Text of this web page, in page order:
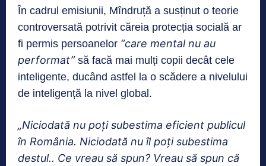
În cadrul emisiunii, Mîndruță a susținut o teorie
controversată potrivit căreia protecția socială ar
fi permis persoanelor “care mental nu au
performat”să facă mai mulți copii decât cele
inteligente, ducând astfel la o scădere a nivelului
de inteligență la nivel global.
„Niciodată nu poți subestima eficient publicul
în România. Niciodată nu îl poți subestima
destul.. Ce vreau să spun? Vreau să spun că